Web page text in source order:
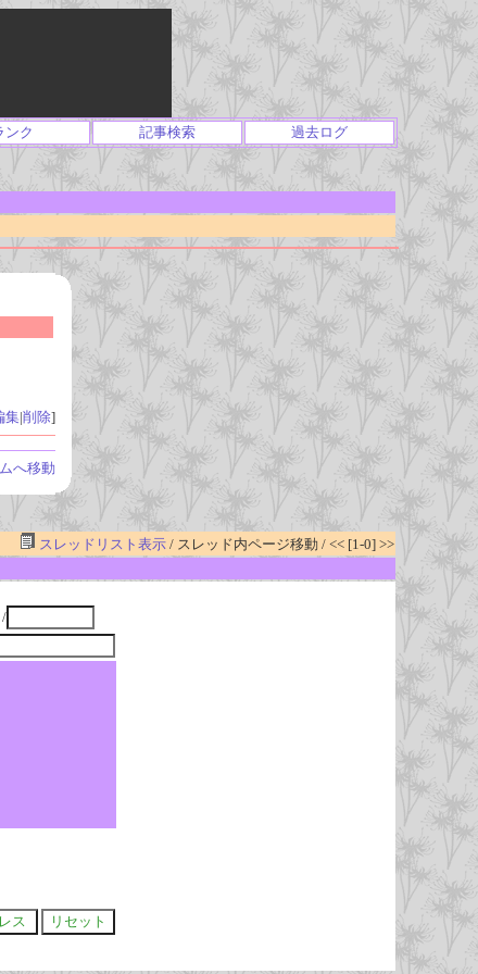
ンク 記事検索 過去ログ
集|削除]
へ移動
スレッドリスト表示/ スレッド内ページ移動 / << [1-0] >>
/